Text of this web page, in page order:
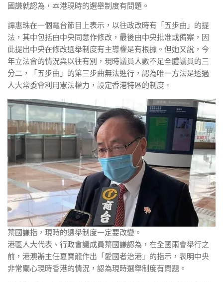
國謙就認為，本港現時的選舉制度有問題。
譚惠珠在一個電台節目上表示，以往政改時有「五步曲」的提
法，其中包括由中央同意作修改，最後由中央批准或備案，因
此提出中央在修改選舉制度有主導權是有根據。但她又說，今
年立法會的情況與以往有別，現時議員人數不足全體議員的三
分二，「五步曲」的第三步曲無法進行，認為唯一方法是透過
人大常委會利用憲法權力，設定香港特區的制度。
葉國謙指，現時的選舉制度一定要改變。
港區人大代表、行政會議成員葉國謙認為，在全國兩會舉行之
前，港澳辦主任夏寶龍作出「愛國者治港」的指示，表明中央
非常關心現時香港的情況，認為現時選舉制度有問題。